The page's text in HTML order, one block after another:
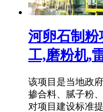
河卵石制
工,磨粉机,
该项目是当地政
掺合料、腻子粉
对项目建设标准